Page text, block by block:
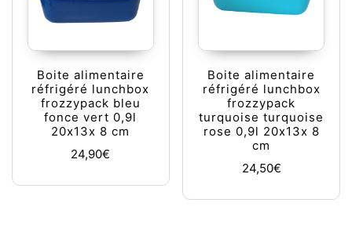
Boite alimentaire
réfrigéré lunchbox
frozzypack bleu
fonce vert 0,9l
20x13x 8 cm
24,90€
Boite alimentaire
réfrigéré lunchbox
frozzypack
turquoise turquoise
rose 0,9l 20x13x 8
cm
24,50€